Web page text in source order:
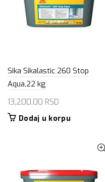
Sika Sikalastic 260 Stop
Aqua,22 kg
13,200.00 RSD
Dodaj u korpu